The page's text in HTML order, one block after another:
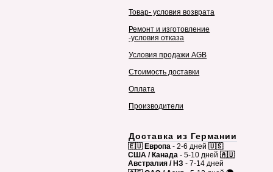
Товар- условия возврата
Ремонт и изготовление
-условия отказа
Условия продажи AGB
Стоимость доставки
Оплата
Производители
Доставка из Германии
🇪🇺 Европа - 2-6 дней 🇺🇸
США / Канада - 5-10 дней 🇦🇺
Австралия / НЗ - 7-14 дней